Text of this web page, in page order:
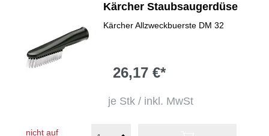
Kärcher Staubsaugerdüse
Kärcher Allzweckbuerste DM 32
26,17 €*
je Stk / inkl. MwSt
nicht auf